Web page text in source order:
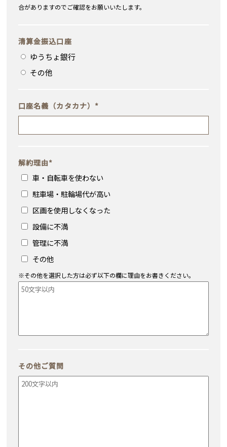
合がありますのでご確認をお願いいたします。
清算金振込口座
ゆうちょ銀行
その他
口座名義（カタカナ） *
解約理由*
車・自転車を使わない
駐車場・駐輪場代が高い
区画を使用しなくなった
設備に不満
管理に不満
その他
※その他を選択した方は必ず以下の欄に理由をお書きください。
その他ご質問